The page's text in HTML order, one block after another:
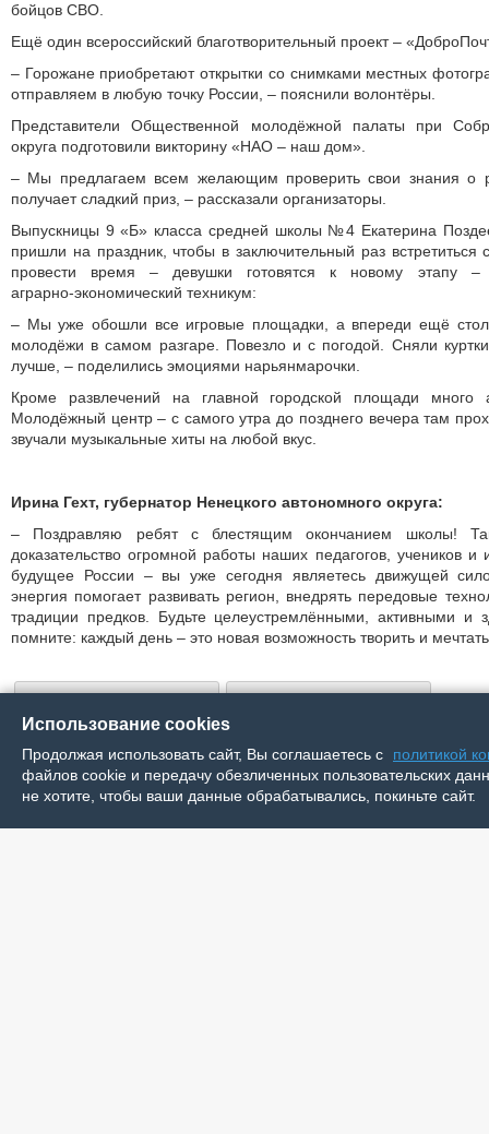
бойцов СВО.
Ещё один всероссийский благо­творительный проект –
– Горожане приобретают открытки со снимками местных
отправляем в любую точку России, – пояснили волонтёры.
Представители Общественной молодёжной палаты при
округа подготовили викторину «НАО – наш дом».
– Мы предлагаем всем желающим проверить свои знания о
получает сладкий приз, – рассказали организаторы.
Выпускницы 9 «Б» класса средней школы №4 Екатерина
пришли на праздник, чтобы в заключительный раз встретиться
провести время – девушки готовятся к новому этапу –
аграрно‑экономический техникум:
– Мы уже обошли все игровые площадки, а впереди ещё
молодёжи в самом разгаре. Повезло и с погодой. Сняли
лучше, – поделились эмоциями нарьянмарочки.
Кроме развлечений на главной городской площади много
Молодёжный центр – с самого утра до позднего вечера там
звучали музыкальные хиты на любой вкус.
Ирина Гехт, губернатор Ненецкого автономного округа:
– Поздравляю ребят с блестящим окончанием школы!
доказательство огромной работы наших педагогов, учеников
будущее России – вы уже сегодня являетесь движущей
энергия помогает развивать регион, внедрять передовые
традиции предков. Будьте целеустремлёнными, активными и
помните: каждый день – это новая возможность творить и
Использование cookies
Продолжая использовать сайт, Вы соглашаетесь с
политикой
файлов cookie и передачу обезличенных пользовательских
не хотите, чтобы ваши данные обрабатывались, покиньте сайт.